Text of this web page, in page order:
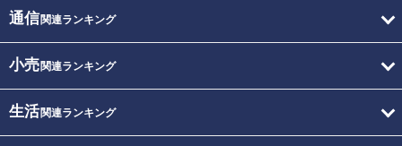
通信関連ランキング
小売関連ランキング
生活関連ランキング